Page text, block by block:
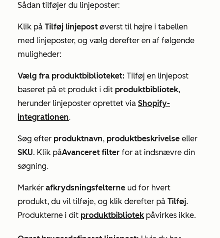
Sådan tilføjer du linjeposter:
Klik på Tilføj linjepost øverst til højre i tabellen
med linjeposter, og vælg derefter en af følgende
muligheder:
Vælg fra produktbiblioteket: Tilføj en linjepost
baseret på et produkt i dit produktbibliotek,
herunder linjeposter oprettet via Shopify-
integrationen.
Søg efter produktnavn, produktbeskrivelse eller
SKU. Klik påAvanceret filter for at indsnævre din
søgning.
Markér afkrydsningsfelterne ud for hvert
produkt, du vil tilføje, og klik derefter på Tilføj.
Produkterne i dit produktbibliotekpåvirkes ikke.